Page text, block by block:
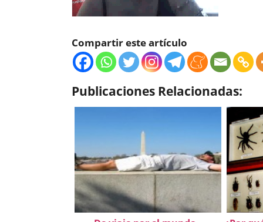
Compartir este artículo
Publicaciones Relacionadas: